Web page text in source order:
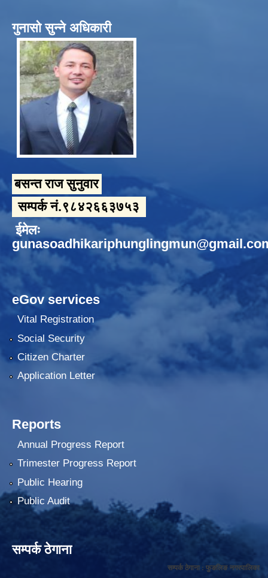
गुनासो सुन्ने अधिकारी
बसन्त राज सुनुवार
सम्पर्क नं.९८४२६६३७५३
ईमेलः
eGov services
Vital Registration
Social Security
Citizen Charter
Application Letter
Reports
Annual Progress Report
Trimester Progress Report
Public Hearing
Public Audit
सम्पर्क ठेगाना
सम्पर्क ठेगाना : फुङलिङ नगरपालिका